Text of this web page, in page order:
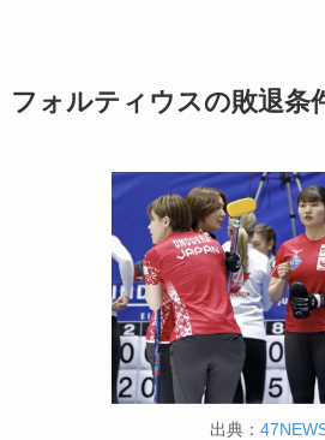
フォルティウスの敗退条
出典：